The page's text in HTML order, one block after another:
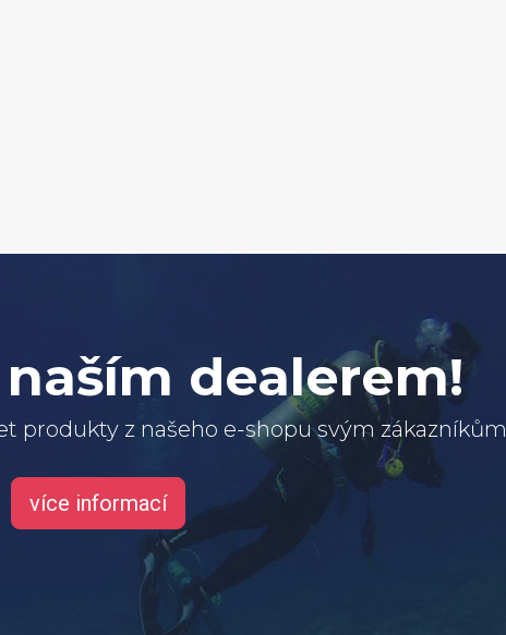
dealerem!
produkty z našeho e-shopu svým zákazníkům
více informací